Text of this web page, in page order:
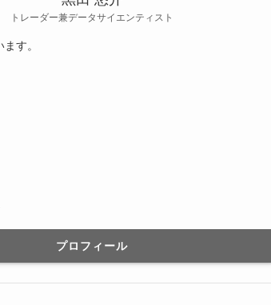
トレーダー兼データサイエンティスト
す。
プロフィール